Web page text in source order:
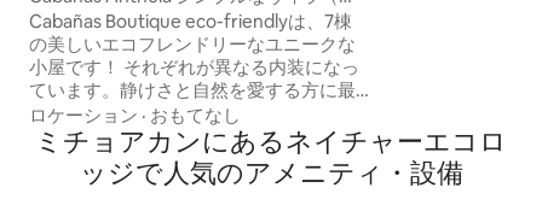
求書を発行します）
Cabañas Boutique eco-friendlyは、7棟
の美しいエコフレンドリーなユニークな
小屋です！ それぞれが異なる内装になっ
ています。静けさと自然を愛する方に最
適です。 美しいビーチタイプのプール
（浅い）、ハンモック、植物が生い茂る
涼しい屋外シャワー。快適にお過ごしい
ただけるよう、エアコンが完備されてい
ロケーション · おもてなし
ミチョアカンにあるネイチャーエコロ
ッジで人気のアメニティ・設備